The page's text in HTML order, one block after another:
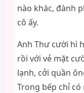
nào khác, đành
cô ấy.
Anh Thư cười hì
rồi với vẻ mặt
lạnh, cởi quần
Trong bếp chỉ